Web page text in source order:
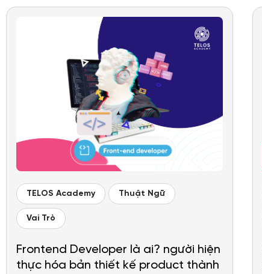
TELOS Academy Thuật Ngữ
Vai Trò
Frontend Developer là ai? người hiện
thực hóa bản thiết kế product thành